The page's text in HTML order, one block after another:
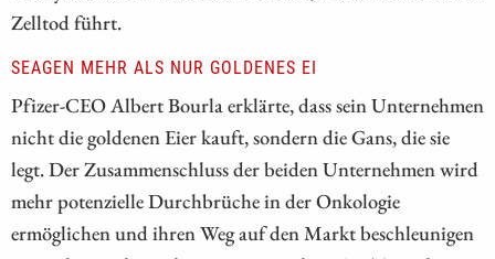
Zelltod führt.
SEAGEN MEHR ALS NUR GOLDENES EI
Pfizer-CEO Albert Bourla erklärte, dass sein Unternehmen
nicht die goldenen Eier kauft, sondern die Gans, die sie
legt. Der Zusammenschluss der beiden Unternehmen wird
mehr potenzielle Durchbrüche in der Onkologie
ermöglichen und ihren Weg auf den Markt beschleunigen